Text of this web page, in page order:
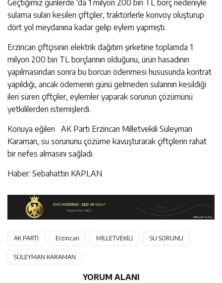
Geçtiğimiz günlerde ‘da 1 milyon 200 bin TL borç nedeniyle
sulama suları kesilen çiftçiler, traktörlerle konvoy oluşturup
dört yol meydanına kadar gelip eylem yapmıştı.
Erzincan çiftçisinin elektrik dağıtım şirketine toplamda 1
milyon 200 bin TL borçlarının olduğunu, ürün hasadının
yapılmasından sonra bu borcun ödenmesi hususunda kontrat
yapıldığı, ancak ödemenin günü gelmeden sularının kesildiği
ileri süren çiftçiler, eylemler yaparak sorunun çözümünü
yetkililerden istemişlerdi.
Konuya eğilen AK Parti Erzincan Milletvekili Süleyman
Karaman, su sorununu çözüme kavuşturarak çiftçilerin rahat
bir nefes almasını sağladı.
Haber: Sebahattin KAPLAN
AK PARTİ Erzincan MİLLETVEKİLİ SU SORUNU
SÜLEYMAN KARAMAN
YORUM ALANI